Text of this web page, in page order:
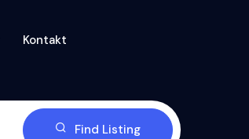
Kontakt
Find Listing